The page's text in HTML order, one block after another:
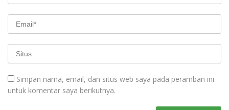
Simpan nama, email, dan situs web saya pada peramban ini
untuk komentar saya berikutnya.